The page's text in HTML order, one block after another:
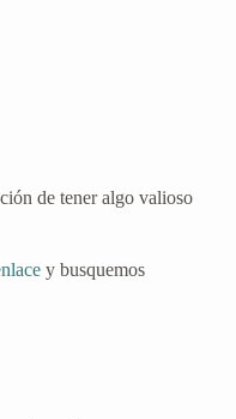
de tener algo valioso
y busquemos